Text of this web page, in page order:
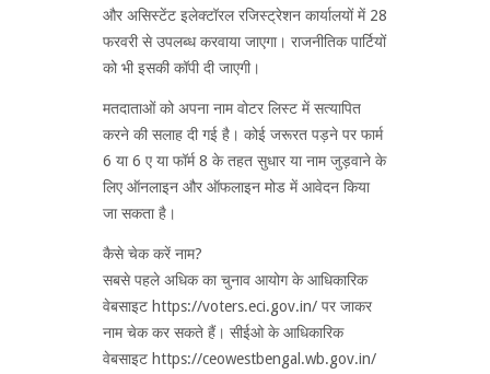
और असिस्टेंट इलेक्टॉरल रजिस्ट्रेशन कार्यालयों में 28
फरवरी से उपलब्ध करवाया जाएगा। राजनीतिक पार्टियों
को भी इसकी कॉपी दी जाएगी।
मतदाताओं को अपना नाम वोटर लिस्ट में सत्यापित
करने की सलाह दी गई है। कोई जरूरत पड़ने पर फार्म
6 या 6 ए या फॉर्म 8 के तहत सुधार या नाम जुड़वाने के
लिए ऑनलाइन और ऑफलाइन मोड में आवेदन किया
जा सकता है।
कैसे चेक करें नाम?
सबसे पहले अधिक का चुनाव आयोग के आधिकारिक
वेबसाइट https://voters.eci.gov.in/ पर जाकर
नाम चेक कर सकते हैं। सीईओ के आधिकारिक
वेबसाइट https://ceowestbengal.wb.gov.in/